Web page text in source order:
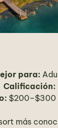
para:
Calificación:
$200–$300
más